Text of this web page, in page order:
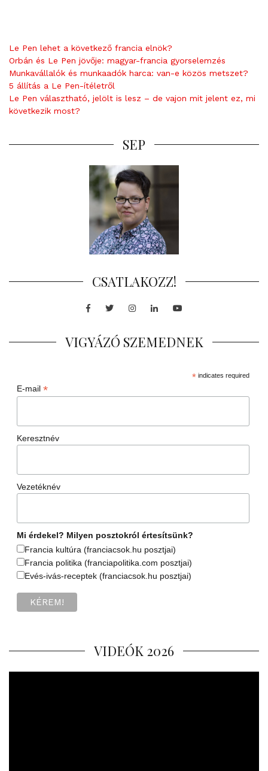
Le Pen lehet a következő francia elnök?
Orbán és Le Pen jövője: magyar-francia gyorselemzés
Munkavállalók és munkaadók harca: van-e közös metszet?
5 állítás a Le Pen-ítéletről
Le Pen választható, jelölt is lesz – de vajon mit jelent ez, mi
következik most?
SEP
CSATLAKOZZ!
Facebook
TwitterInstagram
LinkedInYoutube
VIGYÁZÓ SZEMEDNEK
*indicates required
E-mail *
Keresztnév
Vezetéknév
Mi érdekel? Milyen posztokról értesítsünk?
Francia kultúra (franciacsok.hu posztjai)
Francia politika (franciapolitika.com posztjai)
Evés-ivás-receptek (franciacsok.hu posztjai)
VIDEÓK 2026